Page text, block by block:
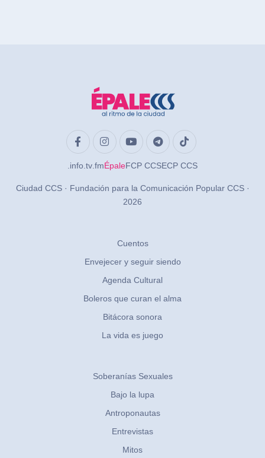
.info .tv .fmÉpaleFCP CCSECP CCS
Ciudad CCS · Fundación para la Comunicación Popular CCS ·
2026
Cuentos
Envejecer y seguir siendo
Agenda Cultural
Boleros que curan el alma
Bitácora sonora
La vida es juego
Soberanías Sexuales
Bajo la lupa
Antroponautas
Entrevistas
Mitos